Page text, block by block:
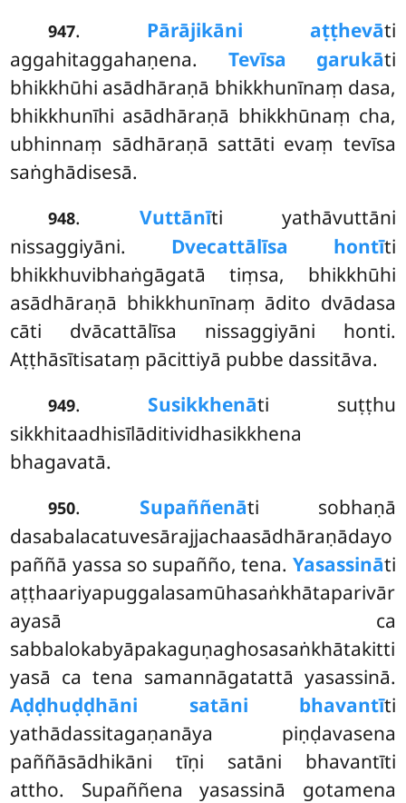
947. Pārājikāni aṭṭhevāti
aggahitaggahaṇena. Tevīsa garukāti
bhikkhūhi asādhāraṇā bhikkhunīnaṃ dasa,
bhikkhunīhi asādhāraṇā bhikkhūnaṃ cha,
ubhinnaṃ sādhāraṇā sattāti evaṃ tevīsa
saṅghādisesā.
948. Vuttānīti yathāvuttāni
nissaggiyāni. Dvecattālīsa hontīti
bhikkhuvibhaṅgāgatā tiṃsa, bhikkhūhi
asādhāraṇā bhikkhunīnaṃ ādito dvādasa
cāti dvācattālīsa nissaggiyāni honti.
Aṭṭhāsītisataṃ pācittiyā pubbe dassitāva.
949. Susikkhenāti suṭṭhu
sikkhitaadhisīlāditividhasikkhena
bhagavatā.
950. Supaññenāti sobhaṇā
dasabalacatuvesārajjachaasādhāraṇādayo
paññā yassa so supañño, tena. Yasassināti
aṭṭhaariyapuggalasamūhasaṅkhātaparivār
ayasā ca
sabbalokabyāpakaguṇaghosasaṅkhātakitti
yasā ca tena samannāgatattā yasassinā.
Aḍḍhuḍḍhāni satāni bhavantīti
yathādassitagaṇanāya piṇḍavasena
paññāsādhikāni tīṇi satāni bhavantīti
attho. Supaññena yasassinā gotamena